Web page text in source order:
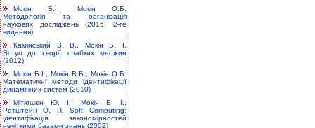
Мокін Б.І., Мокін О.Б.
Методологія та організація
наукових досліджень (2015, 2-ге
видання)
Камінський В. В., Мокін Б. І.
Вступ до теорії слабких множин
(2012)
Мокін Б.І., Мокін В.Б., Мокін О.Б.
Математичні методи ідентифікації
динамічних систем (2010)
Мітюшкін Ю. І., Мокін Б. І.,
Ротштейн О. П. Soft Computing:
ідентифікація закономірностей
нечіткими базами знань (2002)